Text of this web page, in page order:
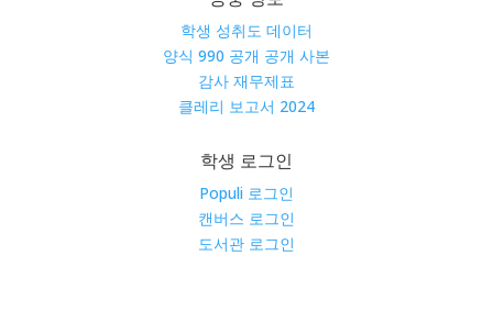
학생 성취도 데이터
양식 990 공개 공개 사본
감사 재무제표
클레리 보고서 2024
학생 로그인
Populi 로그인
캔버스 로그인
도서관 로그인